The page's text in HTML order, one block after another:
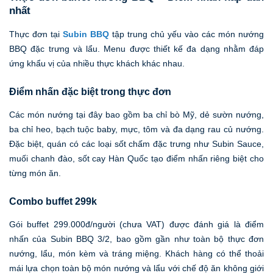
nhất
Thực đơn tại Subin BBQ tập trung chủ yếu vào các món nướng
BBQ đặc trưng và lẩu. Menu được thiết kế đa dạng nhằm đáp
ứng khẩu vị của nhiều thực khách khác nhau.
Điểm nhấn đặc biệt trong thực đơn
Các món nướng tại đây bao gồm ba chỉ bò Mỹ, dẻ sườn nướng,
ba chỉ heo, bạch tuộc baby, mực, tôm và đa dạng rau củ nướng.
Đặc biệt, quán có các loại sốt chấm đặc trưng như Subin Sauce,
muối chanh đào, sốt cay Hàn Quốc tạo điểm nhấn riêng biệt cho
từng món ăn.
Combo buffet 299k
Gói buffet 299.000đ/người (chưa VAT) được đánh giá là điểm
nhấn của Subin BBQ 3/2, bao gồm gần như toàn bộ thực đơn
nướng, lẩu, món kèm và tráng miệng. Khách hàng có thể thoải
mái lựa chọn toàn bộ món nướng và lẩu với chế độ ăn không giới